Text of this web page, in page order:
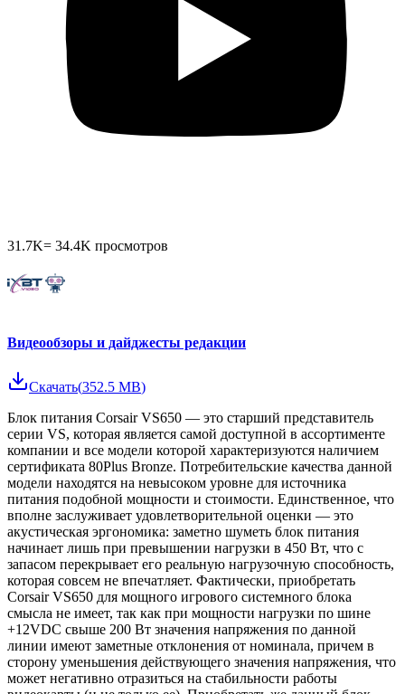
31.7K= 34.4K просмотров
Видеообзоры и дайджесты редакции
Скачать(352.5 MB)
Блок питания Corsair VS650 — это старший представитель
серии VS, которая является самой доступной в ассортименте
компании и все модели которой характеризуются наличием
сертификата 80Plus Bronze. Потребительские качества данной
модели находятся на невысоком уровне для источника
питания подобной мощности и стоимости. Единственное, что
вполне заслуживает удовлетворительной оценки — это
акустическая эргономика: заметно шуметь блок питания
начинает лишь при превышении нагрузки в 450 Вт, что с
запасом перекрывает его реальную нагрузочную способность,
которая совсем не впечатляет. Фактически, приобретать
Corsair VS650 для мощного игрового системного блока
смысла не имеет, так как при мощности нагрузки по шине
+12VDC свыше 200 Вт значения напряжения по данной
линии имеют заметные отклонения от номинала, причем в
сторону уменьшения действующего значения напряжения, что
может негативно отразиться на стабильности работы